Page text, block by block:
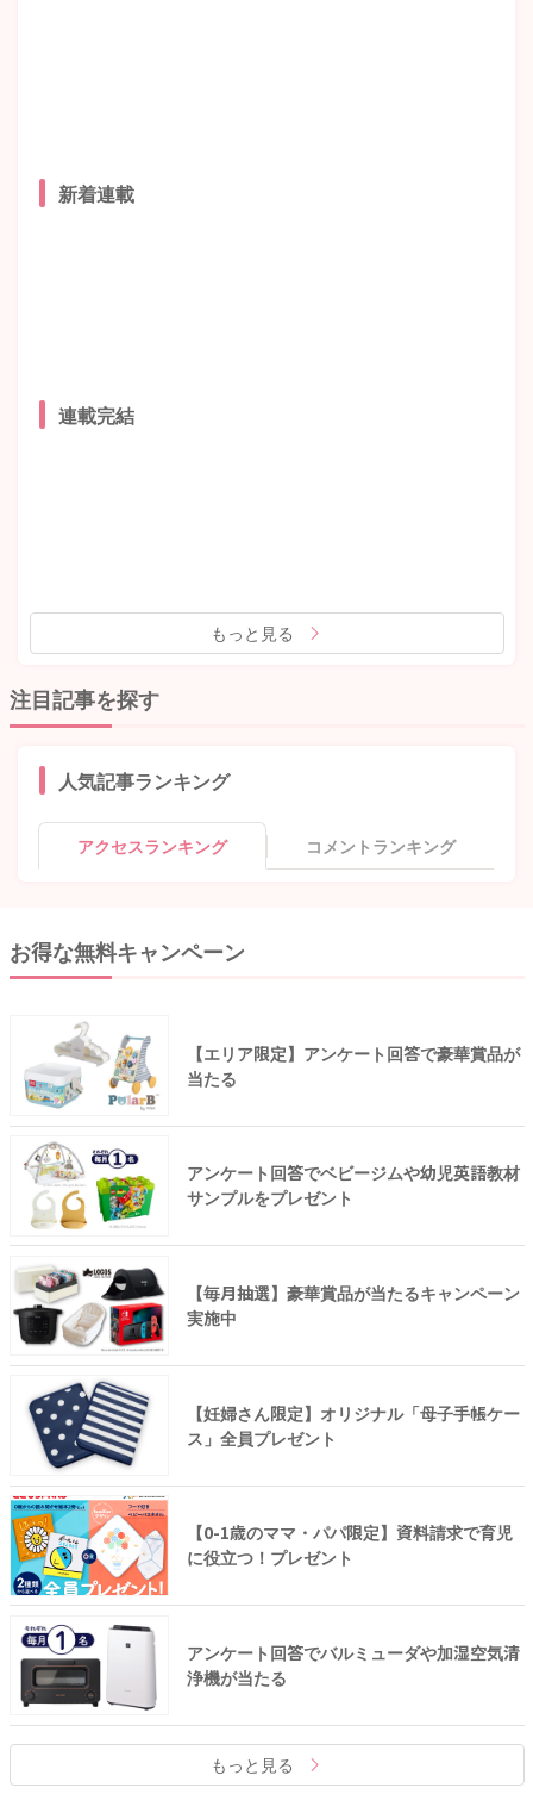
新着連載
連載完結
もっと見る
注目記事を探す
人気記事ランキング
アクセスランキング コメントランキング
お得な無料キャンペーン
【エリア限定】アンケート回答で豪華賞品が
当たる
アンケート回答でベビージムや幼児英語教材
サンプルをプレゼント
【毎月抽選】豪華賞品が当たるキャンペーン
実施中
【妊婦さん限定】オリジナル「母子手帳ケー
ス」全員プレゼント
【0-1歳のママ・パパ限定】資料請求で育児
に役立つ！プレゼント
アンケート回答でバルミューダや加湿空気清
浄機が当たる
もっと見る